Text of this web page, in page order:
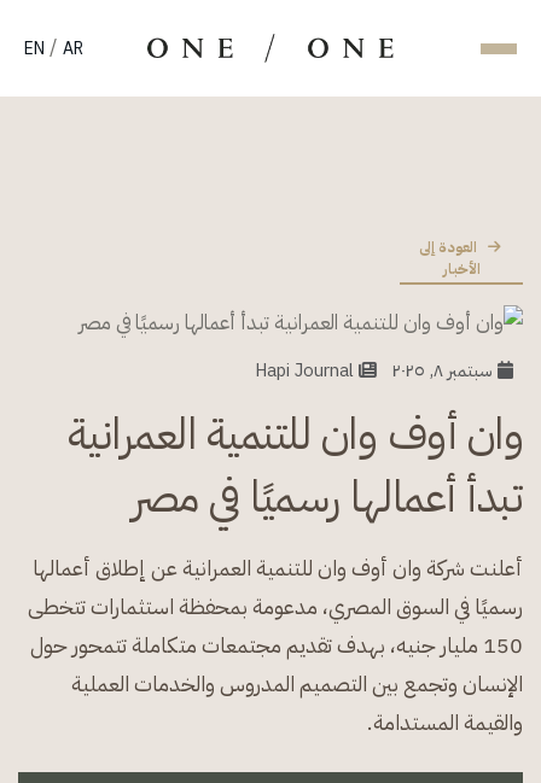
EN / AR
العودة إلى
الأخبار
سبتمبر ٨, ٢٠٢٥ Hapi Journal
وان أوف وان للتنمية العمرانية
تبدأ أعمالها رسميًا في مصر
أعلنت شركة وان أوف وان للتنمية العمرانية عن إطلاق أعمالها
رسميًا في السوق المصري، مدعومة بمحفظة استثمارات تتخطى
150 مليار جنيه، بهدف تقديم مجتمعات متكاملة تتمحور حول
الإنسان وتجمع بين التصميم المدروس والخدمات العملية
والقيمة المستدامة.